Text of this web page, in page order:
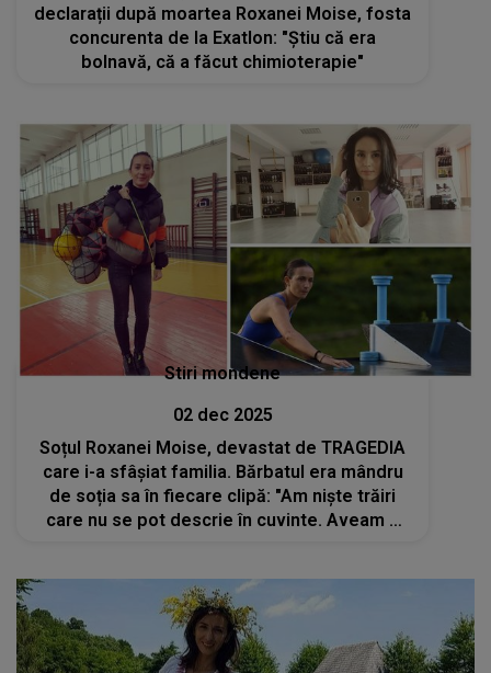
declarații după moartea Roxanei Moise, fosta
concurenta de la Exatlon: "Știu că era
bolnavă, că a făcut chimioterapie"
Stiri mondene
02 dec 2025
Soțul Roxanei Moise, devastat de TRAGEDIA
care i-a sfâșiat familia. Bărbatul era mândru
de soția sa în fiecare clipă: "Am niște trăiri
care nu se pot descrie în cuvinte. Aveam o